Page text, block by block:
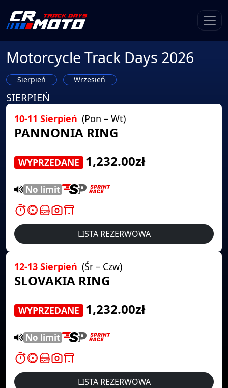
Motorcycle Track Days 2026
Sierpień Wrzesień
SIERPIEŃ
10-11 Sierpień (Pon – Wt)
PANNONIA RING
WYPRZEDANE 1,232.00zł
No limit
LISTA REZERWOWA
12-13 Sierpień (Śr – Czw)
SLOVAKIA RING
WYPRZEDANE 1,232.00zł
No limit
LISTA REZERWOWA